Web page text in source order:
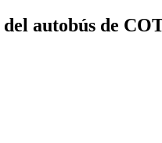
autobús de